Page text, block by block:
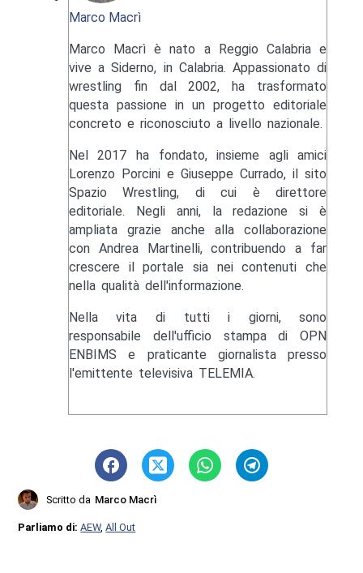
Marco Macrì
Marco Macrì è nato a Reggio Calabria e
vive a Siderno, in Calabria. Appassionato di
wrestling fin dal 2002, ha trasformato
questa passione in un progetto editoriale
concreto e riconosciuto a livello nazionale.
Nel 2017 ha fondato, insieme agli amici
Lorenzo Porcini e Giuseppe Currado, il sito
Spazio Wrestling, di cui è direttore
editoriale. Negli anni, la redazione si è
ampliata grazie anche alla collaborazione
con Andrea Martinelli, contribuendo a far
crescere il portale sia nei contenuti che
nella qualità dell'informazione.
Nella vita di tutti i giorni, sono
responsabile dell'ufficio stampa di OPN
ENBIMS e praticante giornalista presso
l'emittente televisiva TELEMIA.
Scritto da Marco Macrì
Parliamo di:AEW,All Out